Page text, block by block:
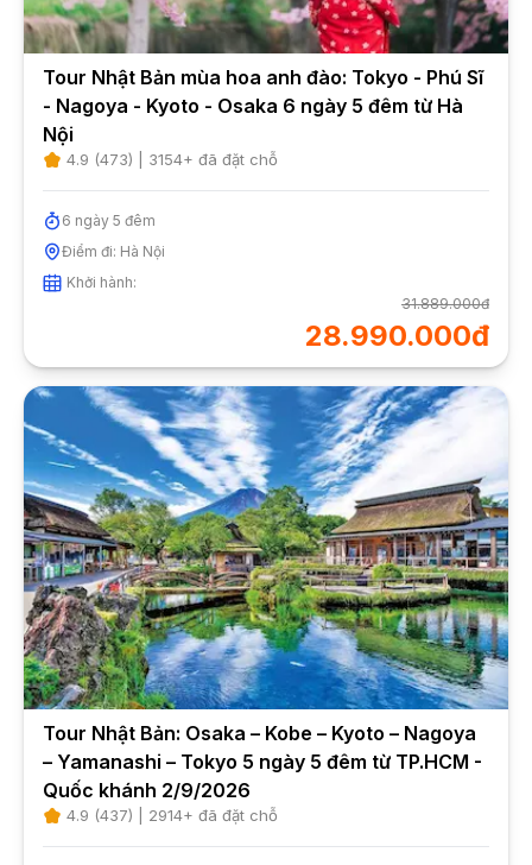
Tour Nhật Bản mùa hoa anh đào: Tokyo - Phú Sĩ
- Nagoya - Kyoto - Osaka 6 ngày 5 đêm từ Hà
Nội
4.9 (473) | 3154+ đã đặt chỗ
6 ngày 5 đêm
Điểm đi: Hà Nội
Khởi hành:
31.889.000đ
28.990.000đ
Tour Nhật Bản: Osaka – Kobe – Kyoto – Nagoya
– Yamanashi – Tokyo 5 ngày 5 đêm từ TP.HCM -
Quốc khánh 2/9/2026
4.9 (437) | 2914+ đã đặt chỗ